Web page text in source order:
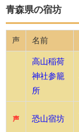
青森県の宿坊
声 名前
高山稲荷
神社参籠
所
声 恐山宿坊